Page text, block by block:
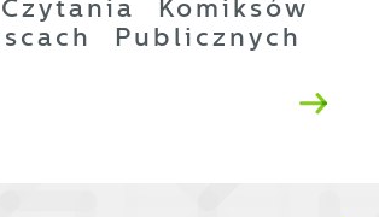
Komiksów
Publicznych